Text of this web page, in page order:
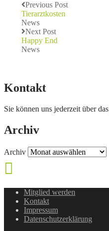
Previous Post
Tierarztkosten
News
Next Post
Happy End
News
Kontakt
Sie können uns jederzeit über das
Archiv
Archiv
Mitglied werden
Kontakt
Impressum
Datenschutzerklärung